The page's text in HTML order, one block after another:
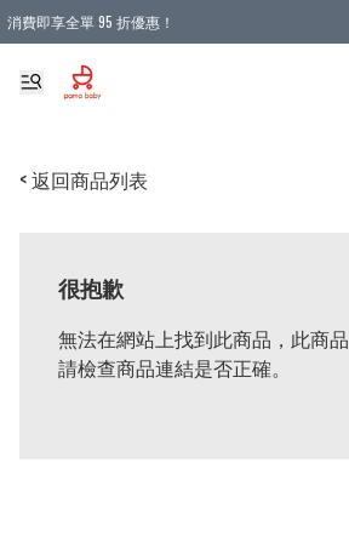
消費即享全單 95 折優惠！
購物滿 HKD 900.00即享免運費優惠！（適用於 本地
< 返回商品列表
很抱歉
無法在網站上找到此商品，此商品
請檢查商品連結是否正確。